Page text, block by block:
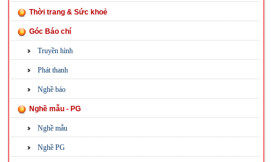
Thời trang & Sức khoẻ
Góc Báo chí
Truyền hình
Phát thanh
Nghề báo
Nghề mẫu - PG
Nghề mẫu
Nghề PG